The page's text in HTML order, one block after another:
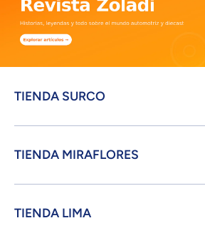
TIENDA SURCO
TIENDA MIRAFLORES
TIENDA LIMA